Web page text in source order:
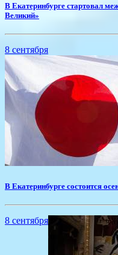
В Екатеринбурге стартовал
Великий»
8 сентября
В Екатеринбурге состоится
8 сентября